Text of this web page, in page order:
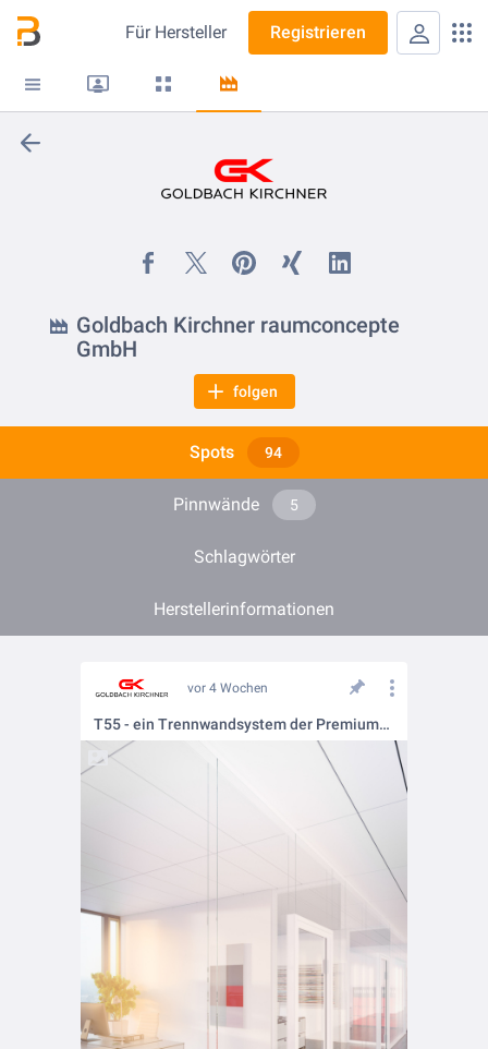
Für Hersteller Registrieren
Goldbach Kirchner raumconcepte
GmbH
folgen
Spots 94
Pinnwände 5
Schlagwörter
Herstellerinformationen
vor 4 Wochen
T55 - ein Trennwandsystem der Premiumklasse